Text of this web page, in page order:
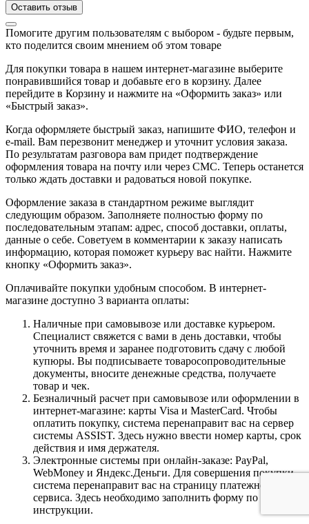
Оставить отзыв
Помогите другим пользователям с выбором - будьте первым,
кто поделится своим мнением об этом товаре
Для покупки товара в нашем интернет-магазине выберите
понравившийся товар и добавьте его в корзину. Далее
перейдите в Корзину и нажмите на «Оформить заказ» или
«Быстрый заказ».
Когда оформляете быстрый заказ, напишите ФИО, телефон и
e-mail. Вам перезвонит менеджер и уточнит условия заказа.
По результатам разговора вам придет подтверждение
оформления товара на почту или через СМС. Теперь останется
только ждать доставки и радоваться новой покупке.
Оформление заказа в стандартном режиме выглядит
следующим образом. Заполняете полностью форму по
последовательным этапам: адрес, способ доставки, оплаты,
данные о себе. Советуем в комментарии к заказу написать
информацию, которая поможет курьеру вас найти. Нажмите
кнопку «Оформить заказ».
Оплачивайте покупки удобным способом. В интернет-
магазине доступно 3 варианта оплаты:
Наличные при самовывозе или доставке курьером.
Специалист свяжется с вами в день доставки, чтобы
уточнить время и заранее подготовить сдачу с любой
купюры. Вы подписываете товаросопроводительные
документы, вносите денежные средства, получаете
товар и чек.
Безналичный расчет при самовывозе или оформлении в
интернет-магазине: карты Visa и MasterCard. Чтобы
оплатить покупку, система перенаправит вас на сервер
системы ASSIST. Здесь нужно ввести номер карты, срок
действия и имя держателя.
Электронные системы при онлайн-заказе: PayPal,
WebMoney и Яндекс.Деньги. Для совершения покупки
система перенаправит вас на страницу платежного
сервиса. Здесь необходимо заполнить форму по
инструкции.